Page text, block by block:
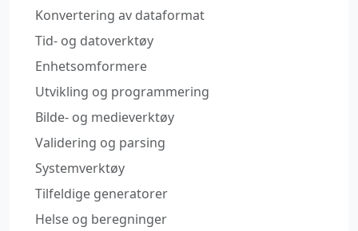
Konvertering av dataformat
Tid- og datoverktøy
Enhetsomformere
Utvikling og programmering
Bilde- og medieverktøy
Validering og parsing
Systemverktøy
Tilfeldige generatorer
Helse og beregninger